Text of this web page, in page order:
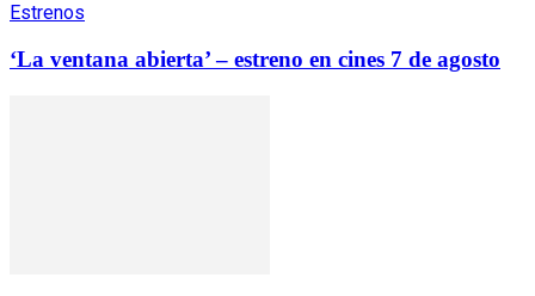
Estrenos
‘La ventana abierta’ – estreno en cines 7 de agosto